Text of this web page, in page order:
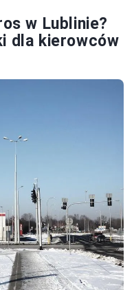
w Lublinie?
dla kierowców